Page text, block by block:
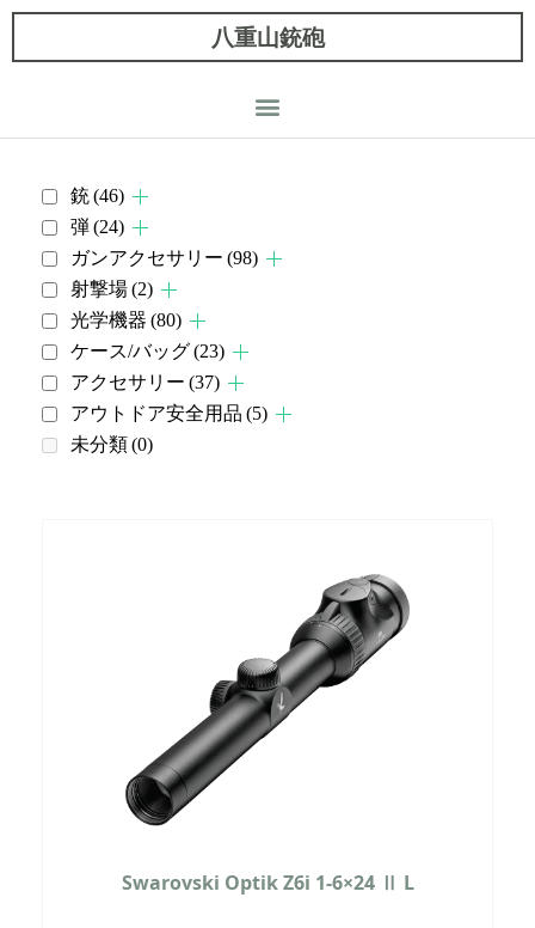
八重山銃砲
銃(46)
弾(24)
ガンアクセサリー (98)
射撃場(2)
光学機器 (80)
ケース/バッグ(23)
アクセサリー (37)
アウトドア安全用品 (5)
未分類(0)
Swarovski Optik Z6i 1-6×24 Ⅱ L